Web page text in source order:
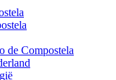
de Compostela